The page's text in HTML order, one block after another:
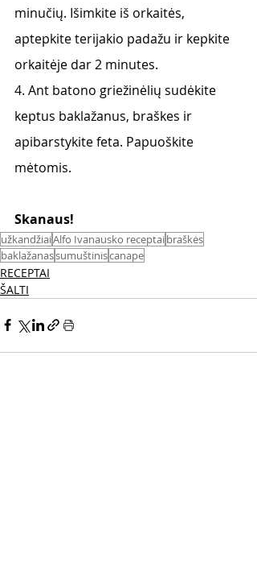
minučių. Išimkite iš orkaitės,
aptepkite terijakio padažu ir kepkite
orkaitėje dar 2 minutes.
4. Ant batono griežinėlių sudėkite
keptus baklažanus, braškes ir
apibarstykite feta. Papuoškite
mėtomis.
Skanaus!
užkandžiaiAlfo Ivanausko receptaibraškės
baklažanassumuštiniscanape
RECEPTAI
ŠALTI